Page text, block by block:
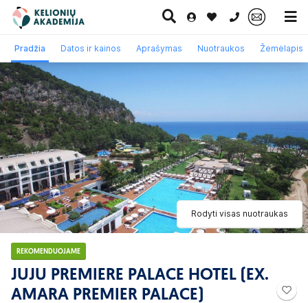
0 700 11007
Paskutinė
minutė
Pažintinės
kelionės
Rodyti visas nuotraukas
REKOMENDUOJAME
JUJU PREMIERE PALACE HOTEL (EX.
AMARA PREMIER PALACE)
Pradžia Datos ir kainos Aprašymas Nuotraukos Žemėlapis